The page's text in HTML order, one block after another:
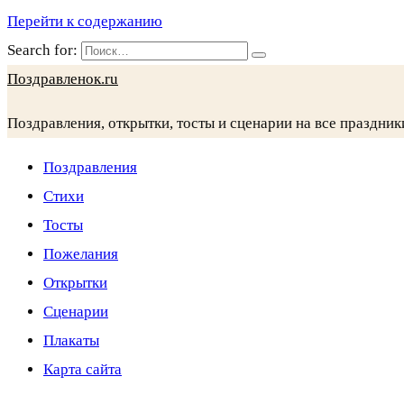
Перейти к содержанию
Search for:
Поздравленок.ru
Поздравления, открытки, тосты и сценарии на все
Поздравления
Стихи
Тосты
Пожелания
Открытки
Сценарии
Плакаты
Карта сайта